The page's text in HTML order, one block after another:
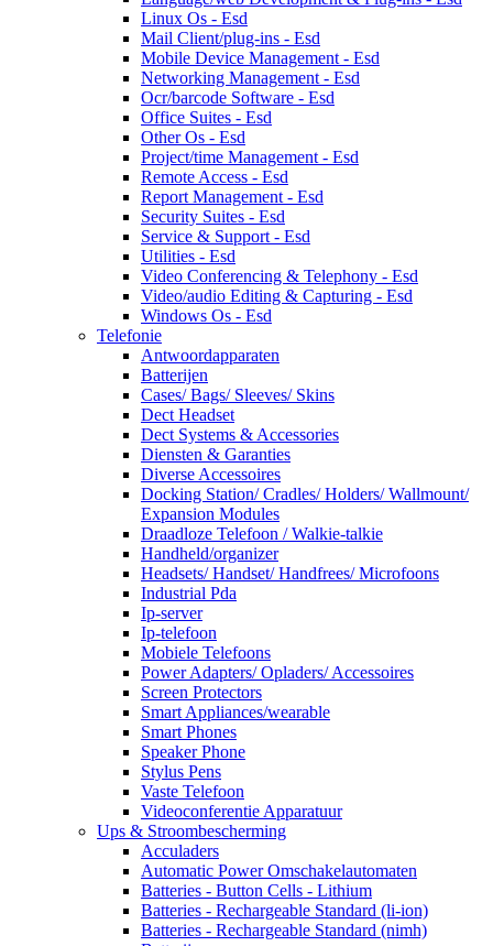
Linux Os - Esd
Mail Client/plug-ins - Esd
Mobile Device Management - Esd
Networking Management - Esd
Ocr/barcode Software - Esd
Office Suites - Esd
Other Os - Esd
Project/time Management - Esd
Remote Access - Esd
Report Management - Esd
Security Suites - Esd
Service & Support - Esd
Utilities - Esd
Video Conferencing & Telephony - Esd
Video/audio Editing & Capturing - Esd
Windows Os - Esd
Telefonie
Antwoordapparaten
Batterijen
Cases/ Bags/ Sleeves/ Skins
Dect Headset
Dect Systems & Accessories
Diensten & Garanties
Diverse Accessoires
Docking Station/ Cradles/ Holders/ Wallmount/
Expansion Modules
Draadloze Telefoon / Walkie-talkie
Handheld/organizer
Headsets/ Handset/ Handfrees/ Microfoons
Industrial Pda
Ip-server
Ip-telefoon
Mobiele Telefoons
Power Adapters/ Opladers/ Accessoires
Screen Protectors
Smart Appliances/wearable
Smart Phones
Speaker Phone
Stylus Pens
Vaste Telefoon
Videoconferentie Apparatuur
Ups & Stroombescherming
Acculaders
Automatic Power Omschakelautomaten
Batteries - Button Cells - Lithium
Batteries - Rechargeable Standard (li-ion)
Batteries - Rechargeable Standard (nimh)